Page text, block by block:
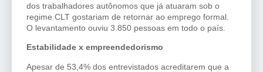
dos trabalhadores autônomos que já atuaram sob o
regime CLT gostariam de retornar ao emprego formal.
O levantamento ouviu 3.850 pessoas em todo o país.
Estabilidade x empreendedorismo
Apesar de 53,4% dos entrevistados acreditarem que a